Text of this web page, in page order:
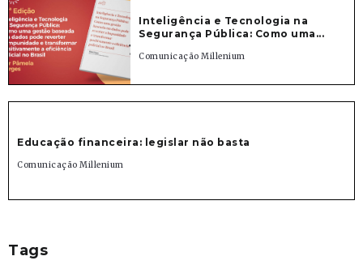
Inteligência e Tecnologia na
Segurança Pública: Como uma...
Comunicação Millenium
Educação financeira: legislar não basta
Comunicação Millenium
Tags